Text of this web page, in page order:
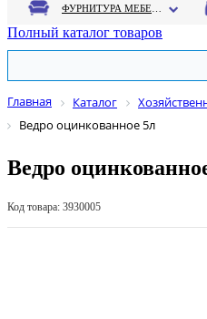
Полный каталог товаров
Главная Каталог
Ведро оцинкованное 5л
Ведро
Код товара: 3930005